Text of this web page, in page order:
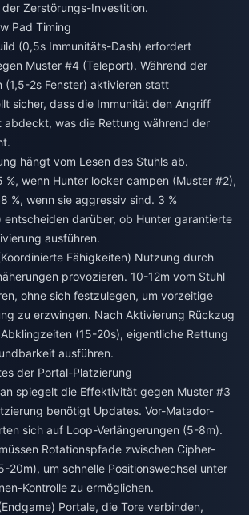
Zerstörungs-Investition.
Pad Timing
(0,5s Immunitäts-Dash) erfordert
Muster #4 (Teleport). Während der
(1,5-2s Fenster) aktivieren statt
sicher, dass die Immunität den Angriff
abdeckt, was die Rettung während der
hängt vom Lesen des Stuhls ab.
%, wenn Hunter locker campen (Muster #2),
%, wenn sie aggressiv sind. 3 %
entscheiden darüber, ob Hunter garantierte
ausführen.
Fähigkeiten) Nutzung durch
provozieren. 10-12m vom Stuhl
ohne sich festzulegen, um vorzeitige
zu erzwingen. Nach Aktivierung Rückzug
(15-20s), eigentliche Rettung
ausführen.
der Portal-Platzierung
spiegelt die Effektivität gegen Muster #3
benötigt Updates. Vor-Matador-
sich auf Loop-Verlängerungen (5-8m).
Rotationspfade zwischen Cipher-
20m), um schnelle Positionswechsel unter
Kontrolle zu ermöglichen.
Portale, die Tore verbinden,